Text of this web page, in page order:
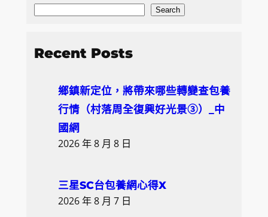
S
a
Search
Recent Posts
鄉鎮新定位，將帶來哪些轉變查包養
行情（村落周全復興好光景③）_中
國網
2026 年 8 月 8 日
三星SC台包養網心得X
2026 年 8 月 7 日